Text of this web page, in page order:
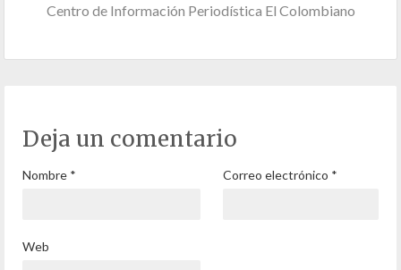
Centro de Información Periodística El Colombiano
Deja un comentario
Nombre * Correo electrónico *
Web